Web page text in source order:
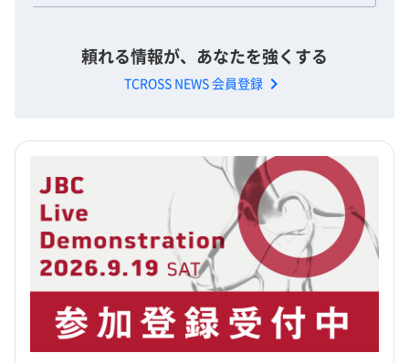
頼れる情報が、あなたを強くする
TCROSS NEWS 会員登録 chevron_right